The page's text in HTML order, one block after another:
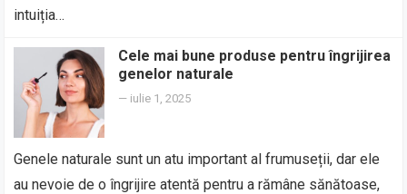
intuiția…
Cele mai bune produse pentru îngrijirea
genelor naturale
— iulie 1, 2025
Genele naturale sunt un atu important al frumuseții, dar ele
au nevoie de o îngrijire atentă pentru a rămâne sănătoase,